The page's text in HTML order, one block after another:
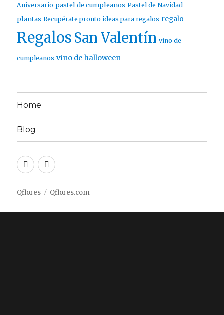
Aniversario pastel de cumpleaños Pastel de Navidad
plantas Recupérate pronto ideas para regalos regalo
Regalos San Valentín vino de
cumpleaños vino de halloween
Home
Blog
TwitterFacebook
Qflores Qflores.com